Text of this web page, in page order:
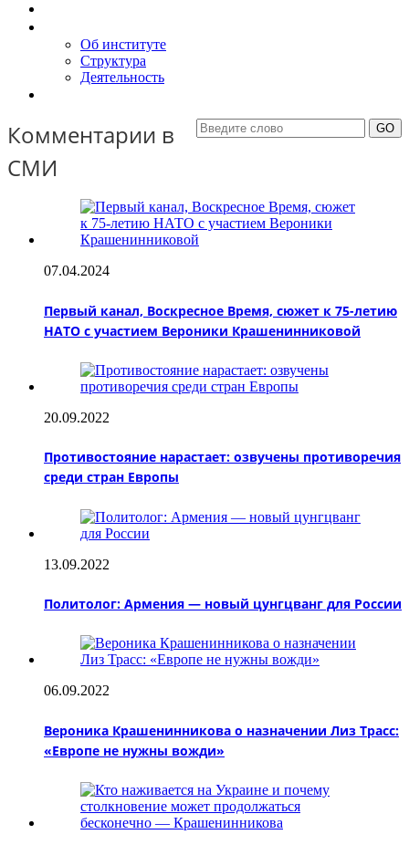
Об институте
Структура
Деятельность
Комментарии в
СМИ
07.04.2024
Первый канал, Воскресное Время, сюжет к 75-летию
НАТО с участием Вероники Крашенинниковой
20.09.2022
Противостояние нарастает: озвучены противоречия
среди стран Европы
13.09.2022
Политолог: Армения — новый цунгцванг для России
06.09.2022
Вероника Крашенинникова о назначении Лиз Трасс:
«Европе не нужны вожди»